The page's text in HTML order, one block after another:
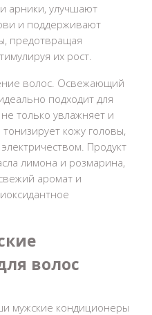
арники, улучшают
и поддерживают
предотвращая
их рост.
волос. Освежающий
подходит для
только увлажняет и
кожу головы,
Продукт
лимона и розмарина,
аромат и
волос
мужские кондиционеры